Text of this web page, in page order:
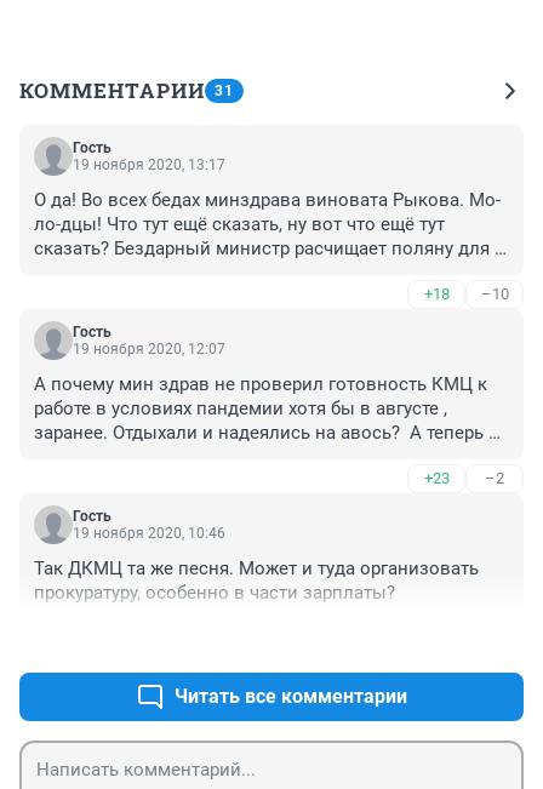
КОММЕНТАРИИ 31
Гость
19 ноября 2020, 13:17
О да! Во всех бедах минздрава виновата Рыкова. Мо-
ло-дцы! Что тут ещё сказать, ну вот что ещё тут
сказать? Бездарный министр расчищает поляну для
+18 –10
Гость
19 ноября 2020, 12:07
А почему мин здрав не проверил готовность КМЦ к
работе в условиях пандемии хотя бы в августе ,
заранее. Отдыхали и надеялись на авось?  А теперь
после того, как Гурулёв начал хоть какую-то работу по
организации медпомощи.
+23 –2
Гость
19 ноября 2020, 10:46
Так ДКМЦ та же песня. Может и туда организовать
прокуратуру, особенно в части зарплаты?
Читать все комментарии